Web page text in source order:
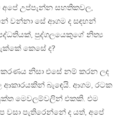
අපේ උප්පැන්න සහතිකවල,
වන්නා සේ ආගම ද සඳහන්
පුද්ගලයෙකුගේ නිත්‍ය
කෙසේ ද?
නිසා එසේ නම් කරන ලද
ආකාරයකින් බැඳෙයි. ආගම, රටක
මෙවලම්වලින් එකකි. එම
වසා පැතිරෙන්නේ ද යත්, අපේ